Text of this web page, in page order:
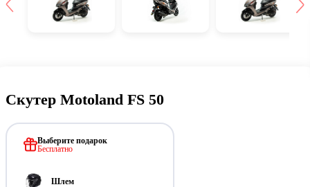
Скутер Motoland FS 50
Выберите подарок
Бесплатно
Шлем